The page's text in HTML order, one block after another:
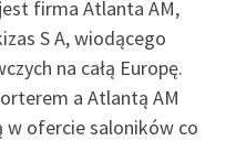
firma Atlanta AM,
S A, wiodącego
na całą Europę.
a Atlantą AM
w ofercie saloników co